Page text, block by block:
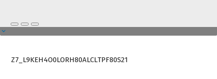
Z7_L9KEH4O0LORH80ALCLTPF80S21